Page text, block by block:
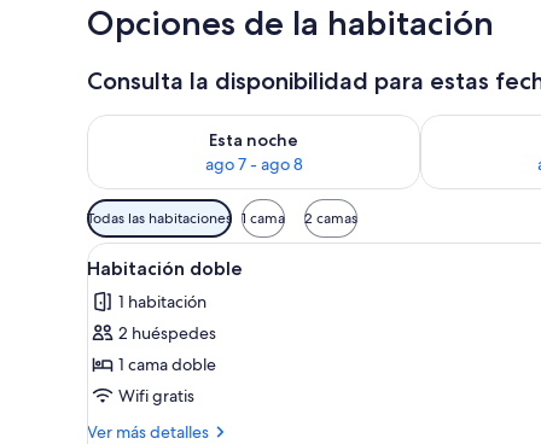
Opciones de la habitación
Consulta la disponibilidad para estas
Esta noche
ago 7 - ago 8
Consulta la disponibilidad para esta noche, ago 7 -
Consulta la
Filtros
disponibles
para
las
habitaciones
Todas las habitaciones 1 cama 2 camas
Abrir
todas
las
fotos
de
Habitación
doble
Caja fuerte, wifi gratis, ropa
2
Habitación doble
1 habitación
2 huéspedes
1 cama doble
Wifi gratis
Ver más detalles
Más